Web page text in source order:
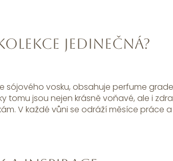
jedinečná?
sójového vosku, obsahuje perfume
tomu jsou nejen krásně voňavé, ale i
V každé vůni se odráží měsíce práce